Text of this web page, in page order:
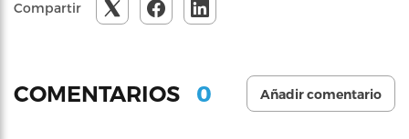
Compartir
COMENTARIOS 0 Añadir comentario